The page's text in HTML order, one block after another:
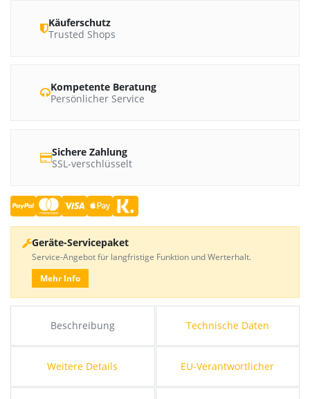
Beschreibung Technische Daten
Weitere Details EU-Verantwortlicher
Käuferschutz
Trusted Shops
Kompetente Beratung
Persönlicher Service
Sichere Zahlung
SSL-verschlüsselt
Geräte-Servicepaket
Service-Angebot für langfristige Funktion und Werterhalt.
Mehr Info